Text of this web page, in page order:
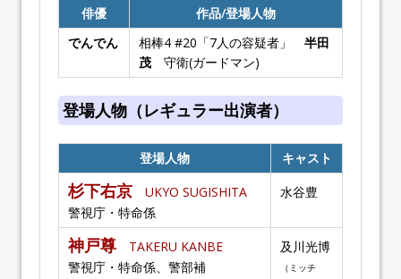
俳優
作品/登場人物
でんでん
相棒4 #20「7人の容疑者」 半田
茂 守衛(ガードマン)
登場人物（レギュラー出演者）
登場人物 キャスト
杉下右京 UKYO SUGISHITA
警視庁・特命係
水谷豊
神戸尊 TAKERU KANBE
警視庁・特命係、警部補
及川光博
（ミッチ